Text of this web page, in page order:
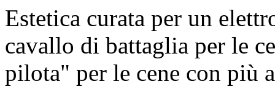
Estetica curata per un
cavallo di battaglia per le
pilota" per le cene con più